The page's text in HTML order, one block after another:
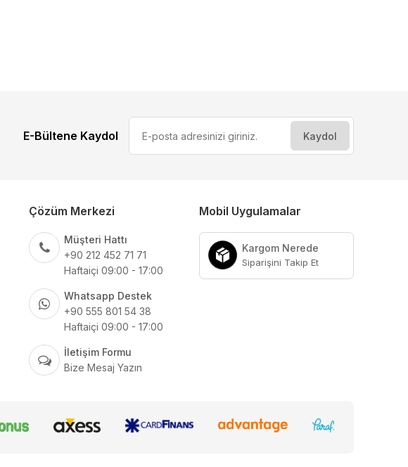
E-Bültene Kaydol
Çözüm Merkezi
Müşteri Hattı
+90 212 452 71 71
Haftaiçi 09:00 - 17:00
Whatsapp Destek
+90 555 801 54 38
Haftaiçi 09:00 - 17:00
İletişim Formu
Bize Mesaj Yazın
Mobil Uygulamalar
Kargom Nerede
Siparişini Takip Et